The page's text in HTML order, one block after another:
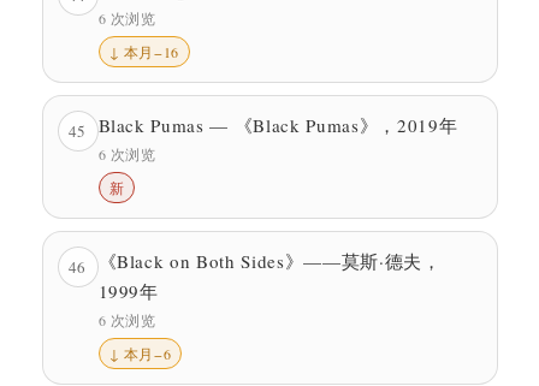
6 次浏览
↓ 本月−16
45 Black Pumas — 《Black Pumas》，2019年
6 次浏览
新
46
《Black on Both Sides》——莫斯·德夫，
1999年
6 次浏览
↓ 本月−6